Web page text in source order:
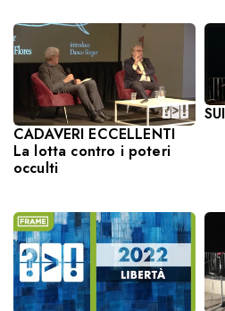
CADAVERI ECCELLENTI
La lotta contro i poteri
occulti